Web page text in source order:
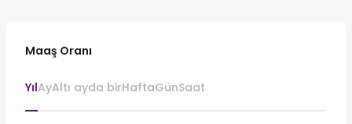
Maaş Oranı
YılAyAltı ayda birHaftaGünSaat